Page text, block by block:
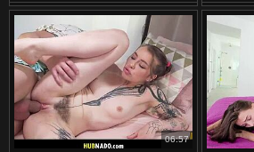
מקלחת
מילפיות
כוס
06:57